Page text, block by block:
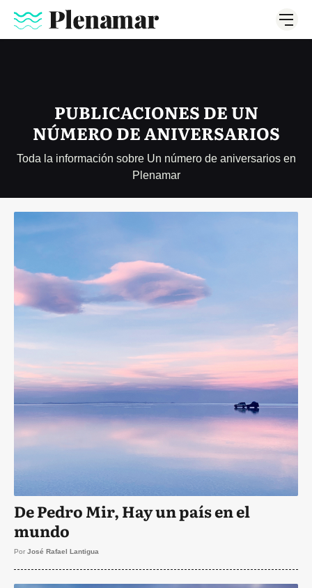
PUBLICACIONES DE UN
NÚMERO DE ANIVERSARIOS
Toda la información sobre Un número de aniversarios en
Plenamar
De Pedro Mir, Hay un país en el
mundo
Por José Rafael Lantigua